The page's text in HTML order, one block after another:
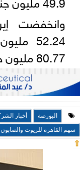
وانخفضت
80.77 مليون جنيه إيرادات في 2019.
البورصة أخبار
سهم القاهرة للزيوت والصابون
⇧